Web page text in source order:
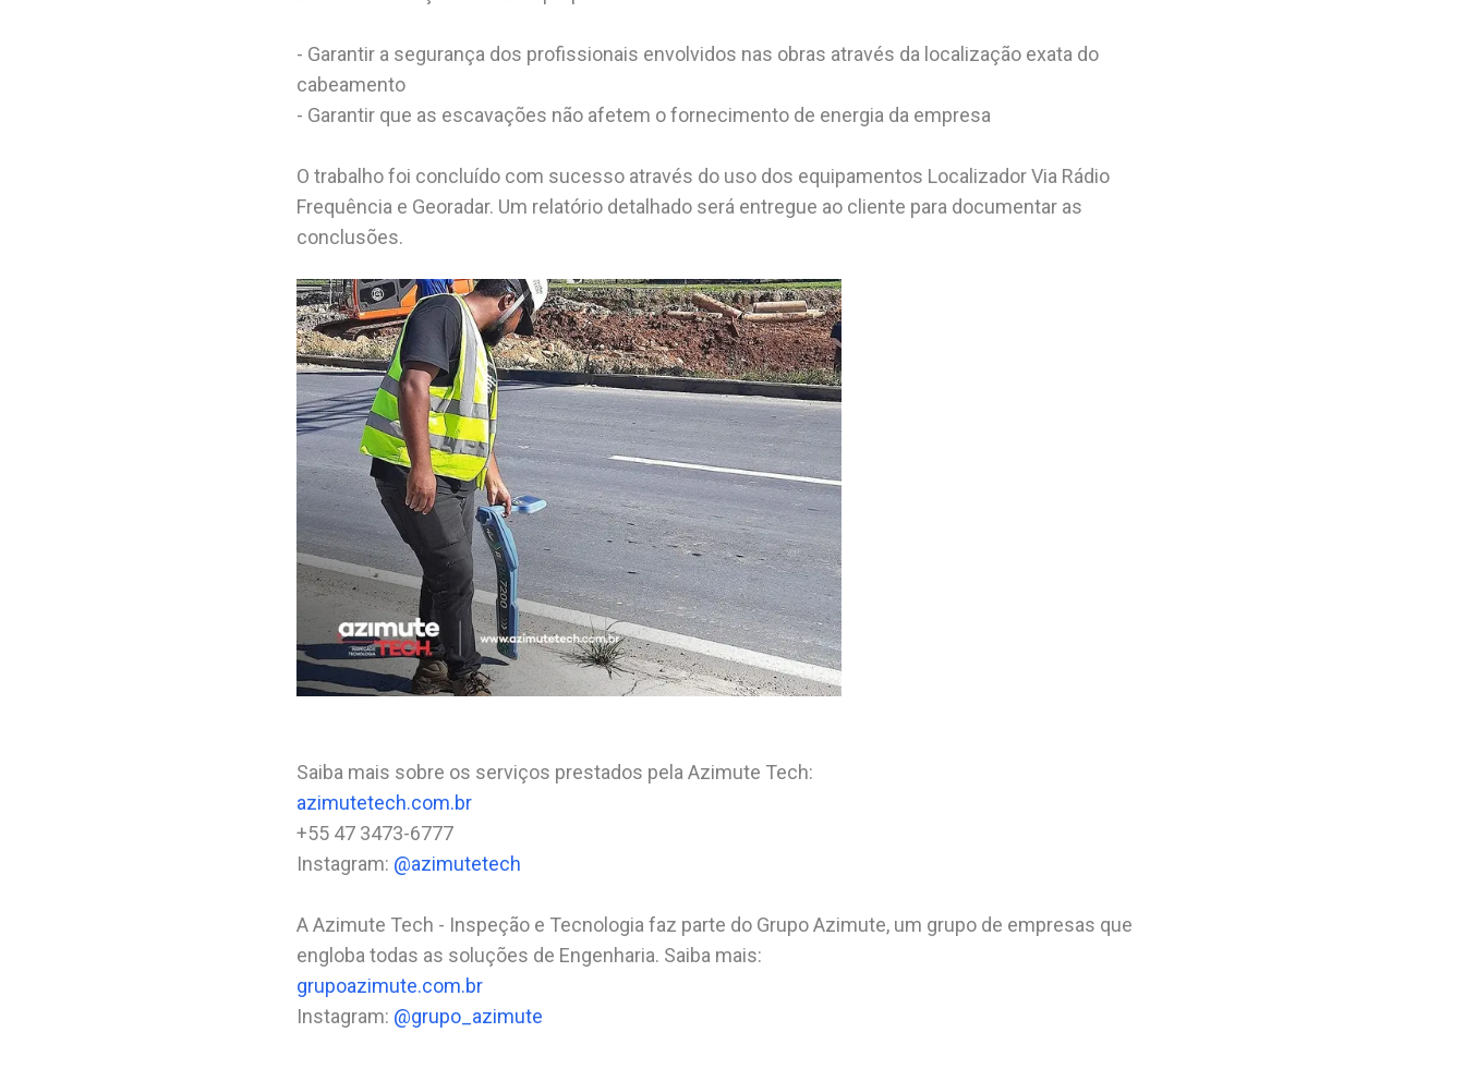
- Garantir a segurança dos profissionais envolvidos nas obras através da localização exata do
cabeamento
- Garantir que as escavações não afetem o fornecimento de energia da empresa
O trabalho foi concluído com sucesso através do uso dos equipamentos Localizador Via Rádio
Frequência e Georadar. Um relatório detalhado será entregue ao cliente para documentar as
conclusões.
Saiba mais sobre os serviços prestados pela Azimute Tech:
azimutetech.com.br
+55 47 3473-6777⠀⠀
Instagram: @azimutetech
A Azimute Tech - Inspeção e Tecnologia faz parte do Grupo Azimute, um grupo de empresas que
engloba todas as soluções de Engenharia. Saiba mais:
grupoazimute.com.br
Instagram: @grupo_azimute